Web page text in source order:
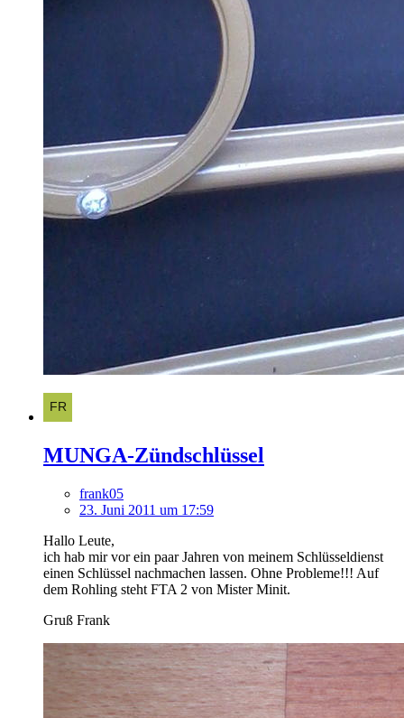
MUNGA-Zündschlüssel
frank05
23. Juni 2011 um 17:59
Hallo Leute,
ich hab mir vor ein paar Jahren von meinem Schlüsseldienst
einen Schlüssel nachmachen lassen. Ohne Probleme!!! Auf
dem Rohling steht FTA 2 von Mister Minit.
Gruß Frank